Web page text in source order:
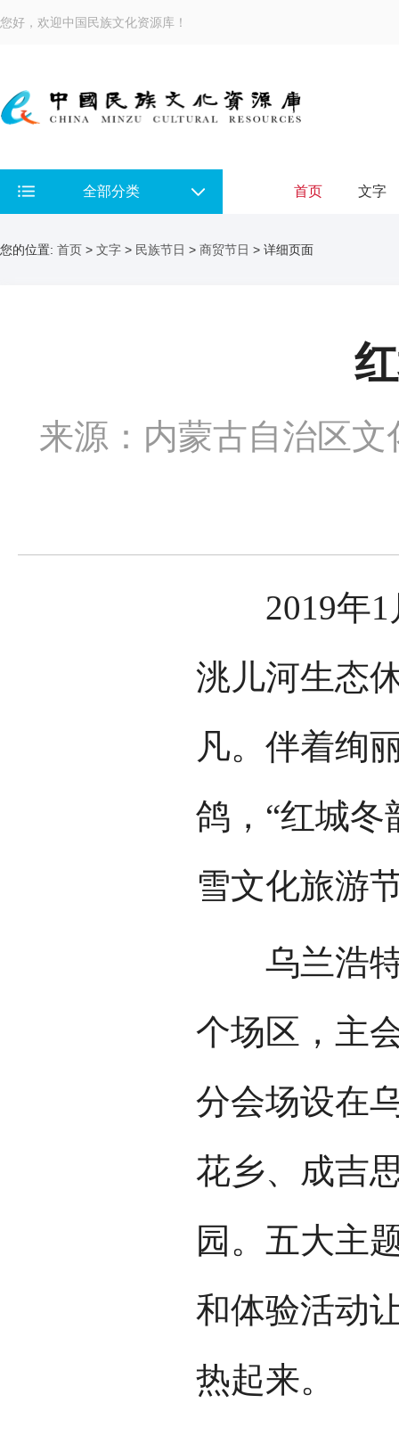
您好，欢迎中国民族文化资源库！
全部分类 首页 文字
您的位置: 首页 > 文字 > 民族节日 > 商贸节日 > 详细页面
来源：内蒙古自治区文
2019年1
洮儿河生态
凡。伴着绚
鸽，“红城冬
雪文化旅游
乌兰浩特
个场区，主
分会场设在
花乡、成吉
园。五大主
和体验活动
热起来。